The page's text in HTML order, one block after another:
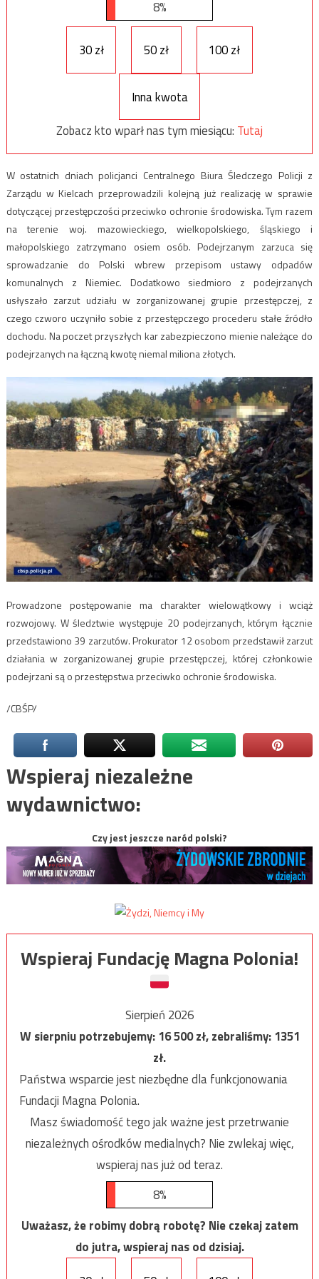
8%
30 zł 50 zł 100 zł
Inna kwota
Zobacz kto wparł nas tym miesiącu: Tutaj
W ostatnich dniach policjanci Centralnego Biura Śledczego Policji z
Zarządu w Kielcach przeprowadzili kolejną już realizację w sprawie
dotyczącej przestępczości przeciwko ochronie środowiska. Tym razem
na terenie woj. mazowieckiego, wielkopolskiego, śląskiego i
małopolskiego zatrzymano osiem osób. Podejrzanym zarzuca się
sprowadzanie do Polski wbrew przepisom ustawy odpadów
komunalnych z Niemiec. Dodatkowo siedmioro z podejrzanych
usłyszało zarzut udziału w zorganizowanej grupie przestępczej, z
czego czworo uczyniło sobie z przestępczego procederu stałe źródło
dochodu. Na poczet przyszłych kar zabezpieczono mienie należące do
podejrzanych na łączną kwotę niemal miliona złotych.
Prowadzone postępowanie ma charakter wielowątkowy i wciąż
rozwojowy. W śledztwie występuje 20 podejrzanych, którym łącznie
przedstawiono 39 zarzutów. Prokurator 12 osobom przedstawił zarzut
działania w zorganizowanej grupie przestępczej, której członkowie
podejrzani są o przestępstwa przeciwko ochronie środowiska.
/CBŚP/
Wspieraj niezależne
wydawnictwo:
Czy jest jeszcze naród polski?
Wspieraj Fundację Magna Polonia!
Sierpień 2026
W sierpniu potrzebujemy:16 500zł, zebraliśmy:1351
zł.
Państwa wsparcie jest niezbędne dla funkcjonowania
Fundacji Magna Polonia.
Masz świadomość tego jak ważne jest przetrwanie
niezależnych ośrodków medialnych? Nie zwlekaj więc,
wspieraj nas już od teraz.
8%
Uważasz, że robimy dobrą robotę? Nie czekaj zatem
do jutra, wspieraj nas od dzisiaj.